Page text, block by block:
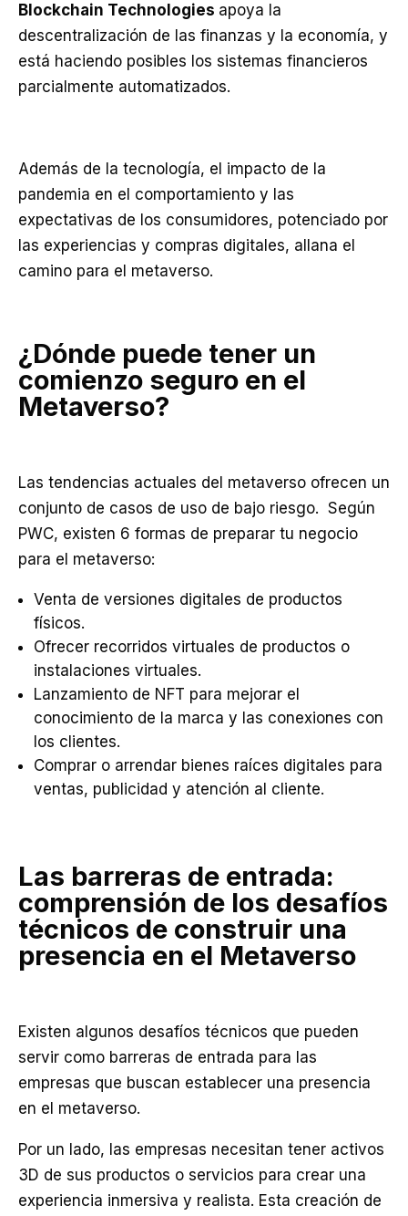
Blockchain Technologies apoya la
descentralización de las finanzas y la economía, y
está haciendo posibles los sistemas financieros
parcialmente automatizados.
Además de la tecnología, el impacto de la
pandemia en el comportamiento y las
expectativas de los consumidores, potenciado por
las experiencias y compras digitales, allana el
camino para el metaverso.
¿Dónde puede tener un
comienzo seguro en el
Metaverso?
Las tendencias actuales del metaverso ofrecen un
conjunto de casos de uso de bajo riesgo. Según
PWC, existen 6 formas de preparar tu negocio
para el metaverso:
Venta de versiones digitales de productos
físicos.
Ofrecer recorridos virtuales de productos o
instalaciones virtuales.
Lanzamiento de NFT para mejorar el
conocimiento de la marca y las conexiones con
los clientes.
Comprar o arrendar bienes raíces digitales para
ventas, publicidad y atención al cliente.
Las barreras de entrada:
comprensión de los desafíos
técnicos de construir una
presencia en el Metaverso
Existen algunos desafíos técnicos que pueden
servir como barreras de entrada para las
empresas que buscan establecer una presencia
en el metaverso.
Por un lado, las empresas necesitan tener activos
3D de sus productos o servicios para crear una
experiencia inmersiva y realista. Esta creación de